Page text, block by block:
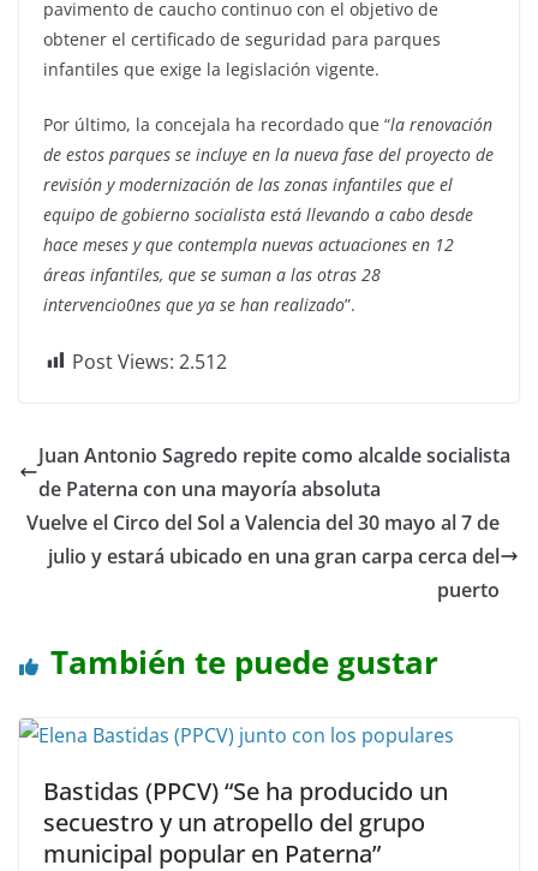
pavimento de caucho continuo con el objetivo de
obtener el certificado de seguridad para parques
infantiles que exige la legislación vigente.
Por último, la concejala ha recordado que “la renovación
de estos parques se incluye en la nueva fase del proyecto de
revisión y modernización de las zonas infantiles que el
equipo de gobierno socialista está llevando a cabo desde
hace meses y que contempla nuevas actuaciones en 12
áreas infantiles, que se suman a las otras 28
intervencio0nes que ya se han realizado”.
Post Views: 2.512
Juan Antonio Sagredo repite como alcalde socialista
de Paterna con una mayoría absoluta
Vuelve el Circo del Sol a Valencia del 30 mayo al 7 de
julio y estará ubicado en una gran carpa cerca del
puerto
También te puede gustar
Bastidas (PPCV) “Se ha producido un
secuestro y un atropello del grupo
municipal popular en Paterna”